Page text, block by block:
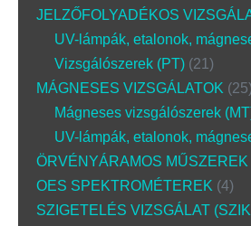
JELZŐFOLYADÉKOS
UV-lámpák, etalonok,
Vizsgálószerek (PT) 21
MÁGNESES VIZSGÁLATOK
25
Mágneses vizsgálószerek
UV-lámpák, etalonok,
ÖRVÉNYÁRAMOS MŰSZEREK
OES SPEKTROMÉTEREK 4
SZIGETELÉS VIZSGÁLAT